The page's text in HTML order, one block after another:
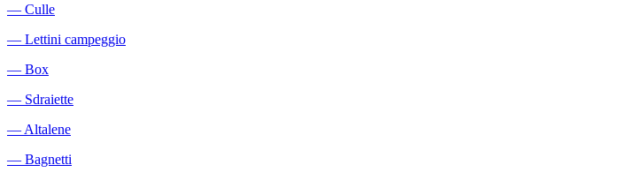
― Culle
― Lettini campeggio
― Box
― Sdraiette
― Altalene
― Bagnetti